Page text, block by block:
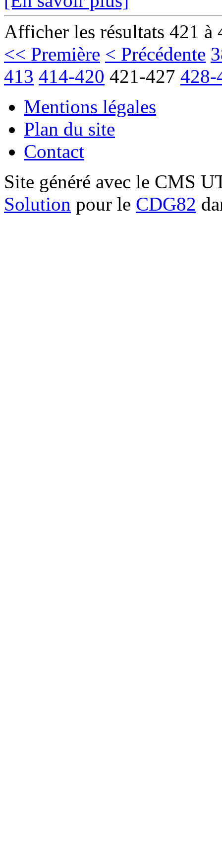
Afficher les résultats 421 à
<< Première < Précédente
413 414-420 421-427 428-
Mentions légales
Plan du site
Contact
Site généré avec le CMS
Solution pour le CDG82